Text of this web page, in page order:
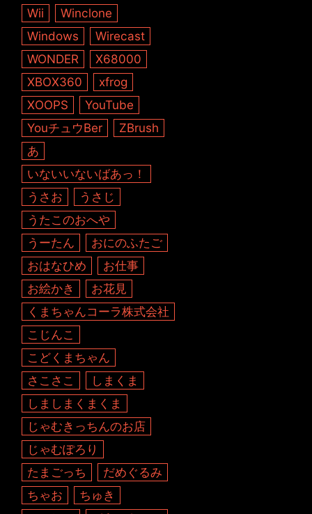
Wii
Winclone
Windows
Wirecast
WONDER
X68000
XBOX360
xfrog
XOOPS
YouTube
YouチュウBer
ZBrush
あ
いないいないばあっ！
うさお
うさじ
うたこのおへや
うーたん
おにのふたご
おはなひめ
お仕事
お絵かき
お花見
くまちゃんコーラ株式会社
こじんこ
こどくまちゃん
さこさこ
しまくま
しましまくまくま
じゃむきっちんのお店
じゃむぽろり
たまごっち
だめぐるみ
ちゃお
ちゅき